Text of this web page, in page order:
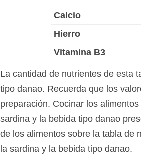
Calcio
Hierro
Vitamina B3
La cantidad de nutrientes de esta
tipo danao. Recuerda que los
preparación. Cocinar los
sardina y la bebida tipo danao
de los alimentos sobre la tabla de
la sardina y la bebida tipo danao.